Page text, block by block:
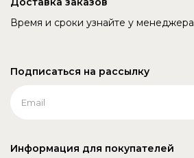
Время и сроки узнайте у менеджера
Подписаться на рассылку
Информация для покупателей